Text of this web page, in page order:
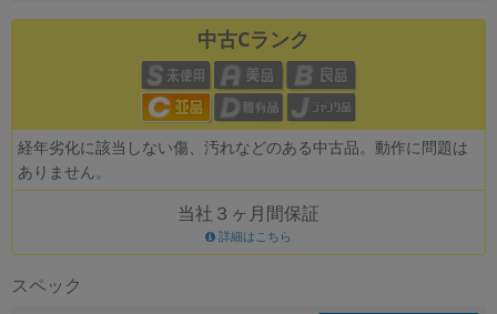
中古Cランク
経年劣化に該当しない傷、汚れなどのある中古品。動作に問題は
ありません。
当社３ヶ月間保証
詳細はこちら
スペック
メモリ